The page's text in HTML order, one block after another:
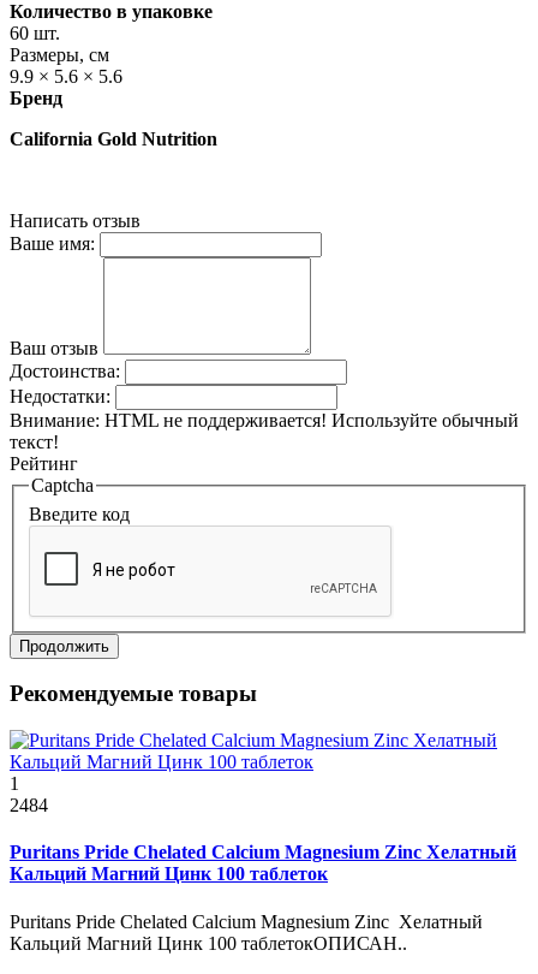
Количество в упаковке
60 шт.
Размеры, см
9.9 × 5.6 × 5.6
Бренд
California Gold Nutrition
Написать отзыв
Ваше имя:
Ваш отзыв
Достоинства:
Недостатки:
Внимание: HTML не поддерживается! Используйте обычный
текст!
Рейтинг
Captcha
Введите код
Продолжить
Рекомендуемые товары
1
2484
Puritans Pride Chelated Calcium Magnesium Zinc Хелатный
Кальций Магний Цинк 100 таблеток
Puritans Pride Chelated Calcium Magnesium Zinc Хелатный
Кальций Магний Цинк 100 таблетокОПИСАН..